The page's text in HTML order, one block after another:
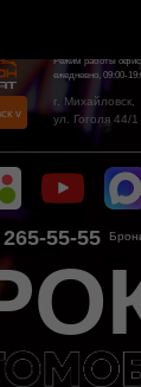
г. Михайловск,
ул. Гоголя 44/1
Режим работы
ежедневно, 09:00-
v
55-55‬